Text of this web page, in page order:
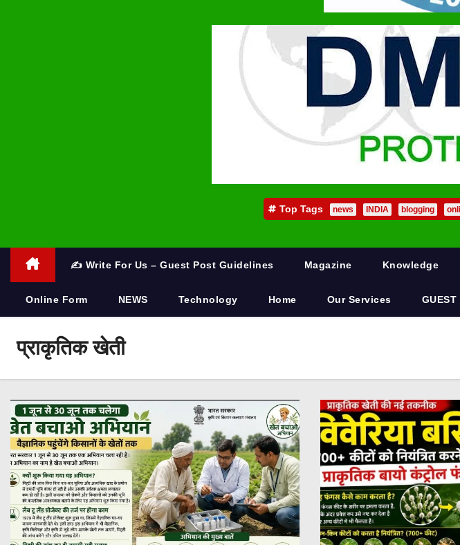
Top Tags news INDIA blogging
✍️ Write For Us – Guest Post Guidelines Magazine Knowledge
Online Form NEWS Technology Home Our Services GUEST
प्राकृतिक खेती